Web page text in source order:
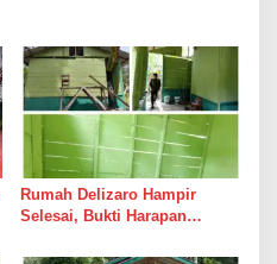
Rumah Delizaro Hampir
Selesai, Bukti Harapan
Suara Palu dan Semen